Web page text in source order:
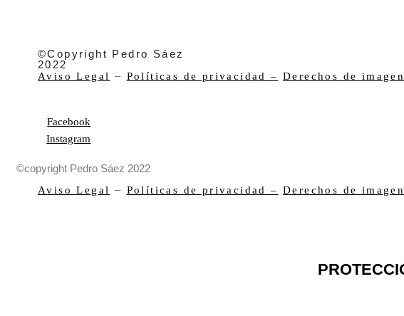
©Copyright Pedro Sáez
2022
Aviso Legal – Políticas de privacidad – Derechos de imagen
Facebook
Instagram
©copyright Pedro Sáez 2022
Aviso Legal – Políticas de privacidad – Derechos de imagen